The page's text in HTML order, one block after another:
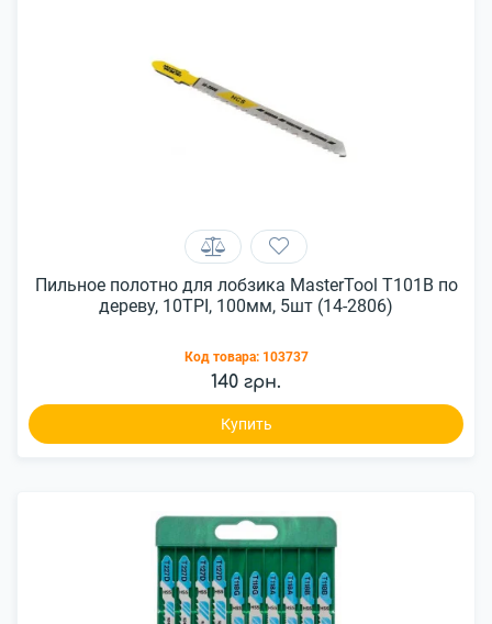
Пильное полотно для лобзика MasterTool T101B по
дереву, 10TPI, 100мм, 5шт (14-2806)
Код товара: 103737
140 грн.
Купить